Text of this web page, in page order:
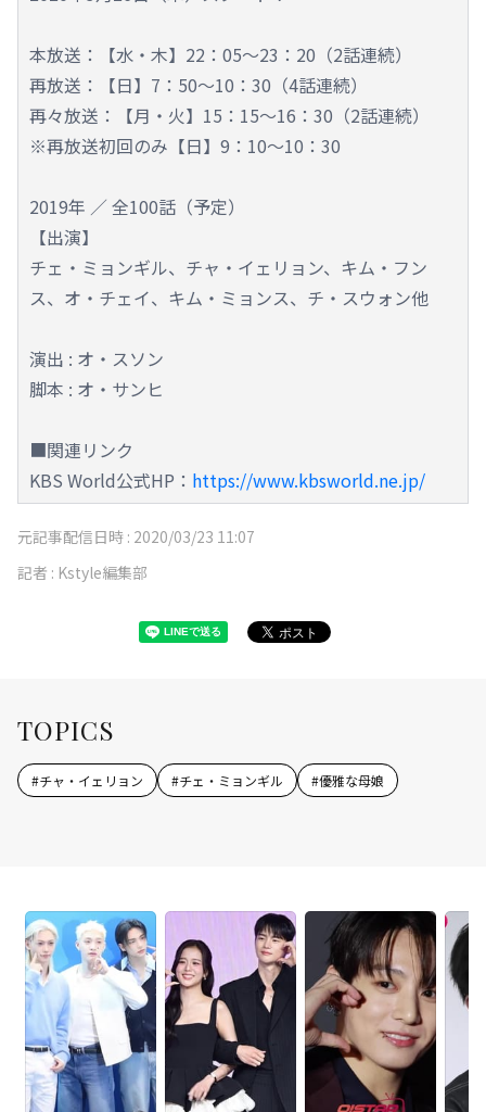
本放送：【水・木】22：05～23：20（2話連続）
再放送：【日】7：50～10：30（4話連続）
再々放送：【月・火】15：15～16：30（2話連続）
※再放送初回のみ【日】9：10～10：30
2019年 ／ 全100話（予定）
【出演】
チェ・ミョンギル、チャ・イェリョン、キム・フン
ス、オ・チェイ、キム・ミョンス、チ・スウォン他
演出 : オ・スソン
脚本 : オ・サンヒ
■関連リンク
KBS World公式HP： https://www.kbsworld.ne.jp/
元記事配信日時 : 2020/03/23 11:07
記者 : Kstyle編集部
TOPICS
#チャ・イェリョン #チェ・ミョンギル #優雅な母娘